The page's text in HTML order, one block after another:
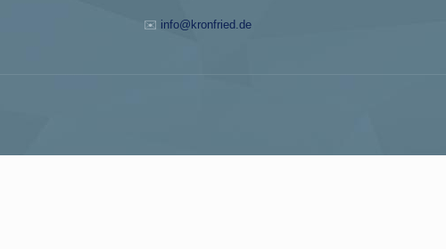
✉️ info@kronfried.de